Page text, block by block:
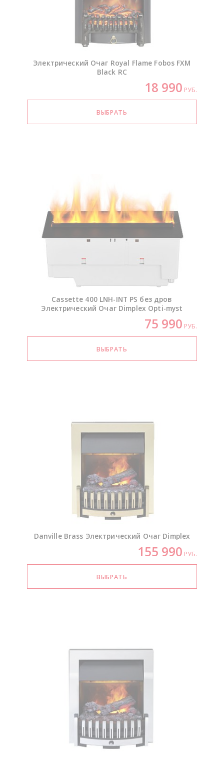
Электрический Очаг Royal Flame Fobos FXM
Black RC
18 990 РУБ.
Cassette 400 LNH-INT PS без дров
Электрический Очаг Dimplex Opti-myst
75 990 РУБ.
Danville Brass Электрический Очаг Dimplex
155 990 РУБ.